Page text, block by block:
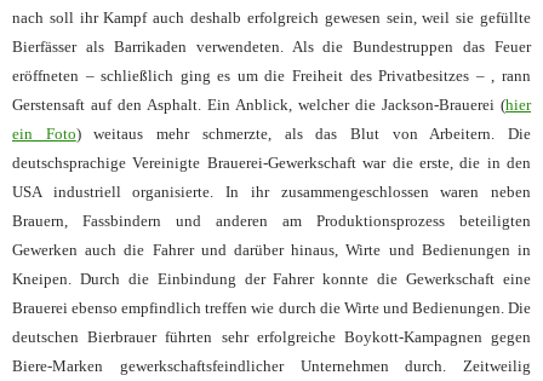
nach soll ihr Kampf auch deshalb erfolgreich gewesen sein, weil sie gefüllte
Bierfässer als Barrikaden verwendeten. Als die Bundestruppen das Feuer
eröffneten – schließlich ging es um die Freiheit des Privatbesitzes – , rann
Gerstensaft auf den Asphalt. Ein Anblick, welcher die Jackson-Brauerei (hier
ein Foto) weitaus mehr schmerzte, als das Blut von Arbeitern. Die
deutschsprachige Vereinigte Brauerei-Gewerkschaft war die erste, die in den
USA industriell organisierte. In ihr zusammengeschlossen waren neben
Brauern, Fassbindern und anderen am Produktionsprozess beteiligten
Gewerken auch die Fahrer und darüber hinaus, Wirte und Bedienungen in
Kneipen. Durch die Einbindung der Fahrer konnte die Gewerkschaft eine
Brauerei ebenso empfindlich treffen wie durch die Wirte und Bedienungen. Die
deutschen Bierbrauer führten sehr erfolgreiche Boykott-Kampagnen gegen
Biere-Marken gewerkschaftsfeindlicher Unternehmen durch. Zeitweilig